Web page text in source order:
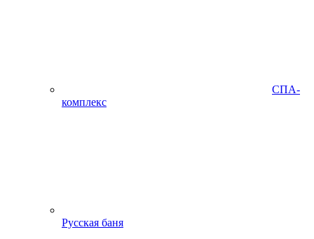
СПА-
комплекс
Русская баня